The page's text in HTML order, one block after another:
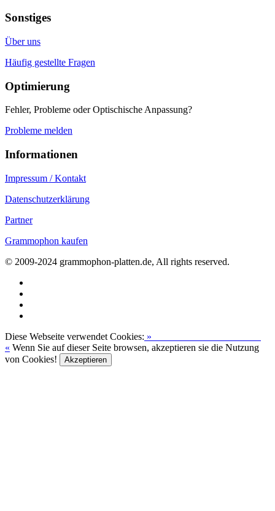
Sonstiges
Über uns
Häufig gestellte Fragen
Optimierung
Fehler, Probleme oder Optischische Anpassung?
Probleme melden
Informationen
Impressum / Kontakt
Datenschutzerklärung
Partner
Grammophon kaufen
© 2009-2024 grammophon-platten.de, All rights reserved.
Diese Webseite verwendet Cookies: »
« Wenn Sie auf dieser Seite browsen, akzeptieren sie die Nutzung
von Cookies!
Akzeptieren